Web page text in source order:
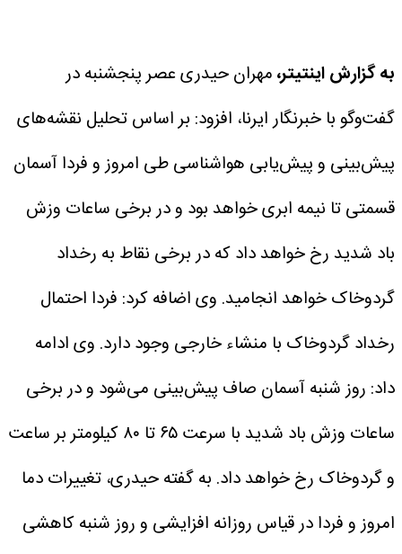
به گزارش اینتیتر،مهران حیدری عصر پنجشنبه در
گفت‌وگو با خبرنگار ایرنا، افزود: بر اساس تحلیل نقشه‌های
پیش‌بینی و پیش‌یابی هواشناسی طی امروز و فردا آسمان
قسمتی تا نیمه ابری خواهد بود و در برخی ساعات وزش
باد شدید رخ خواهد داد که در برخی نقاط به رخداد
گردوخاک خواهد انجامید. وی اضافه کرد: فردا احتمال
رخداد گردوخاک با منشاء خارجی وجود دارد. وی ادامه
داد: روز شنبه آسمان صاف پیش‌بینی می‌شود و در برخی
ساعات وزش باد شدید با سرعت ۶۵ تا ۸۰ کیلومتر بر ساعت
و گردوخاک رخ خواهد داد. به گفته حیدری، تغییرات دما
امروز و فردا در قیاس روزانه افزایشی و روز شنبه کاهشی